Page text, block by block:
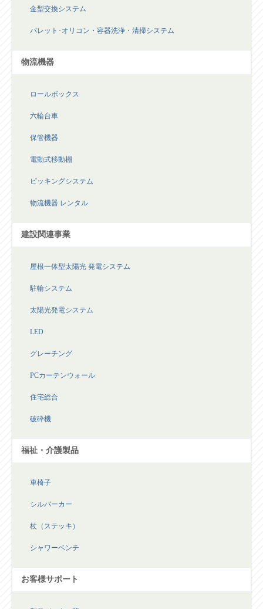
金型交換システム
パレット･オリコン・容器洗浄・清掃システム
物流機器
ロールボックス
六輪台車
保管機器
電動式移動棚
ピッキングシステム
物流機器 レンタル
建設関連事業
屋根一体型太陽光 発電システム
駐輪システム
太陽光発電システム
LED
グレーチング
PCカーテンウォール
住宅総合
破砕機
福祉・介護製品
車椅子
シルバーカー
杖（ステッキ）
シャワーベンチ
お客様サポート